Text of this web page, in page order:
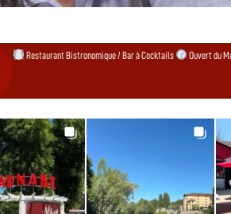
Restaurant Bistronomique / Bar à Cocktails Ouvert du